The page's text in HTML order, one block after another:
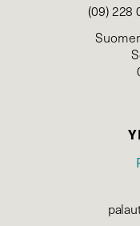
(09) 228